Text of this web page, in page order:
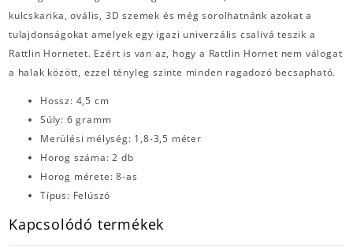
kulcskarika, ovális, 3D szemek és még sorolhatnánk azokat a
tulajdonságokat amelyek egy igazi univerzális csalivá teszik a
Rattlin Hornetet. Ezért is van az, hogy a Rattlin Hornet nem válogat
a halak között, ezzel tényleg szinte minden ragadozó becsapható.
Hossz: 4,5 cm
Súly: 6 gramm
Merülési mélység: 1,8-3,5 méter
Horog száma: 2 db
Horog mérete: 8-as
Típus: Felúszó
Kapcsolódó termékek